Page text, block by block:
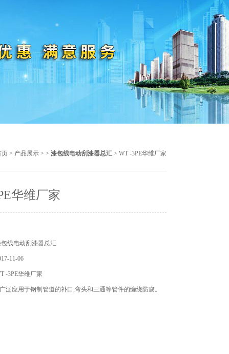
页 > 产品展示 > > 漆包线电动刮漆器总汇 > WT -3PE华维厂家
华维厂家
线电动刮漆器总汇
11-06
-3PE华维厂家
泛应用于钢制管道的补口,弯头和三通等管件的缠绕防腐。